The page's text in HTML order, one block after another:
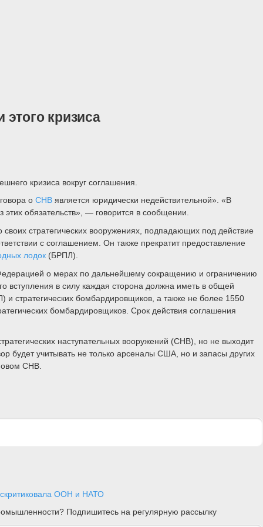
кризиса
кризиса вокруг соглашения.
о СНВ является юридически недействительной». «В
обязательств», — говорится в сообщении.
стратегических вооружениях, подпадающих под действие
с соглашением. Он также прекратит предоставление
лодок (БРПЛ).
о мерах по дальнейшему сокращению и ограничению
вступления в силу каждая сторона должна иметь в общей
стратегических бомбардировщиков, а также не более 1550
бомбардировщиков. Срок действия соглашения
наступательных вооружений (СНВ), но не выходит
будет учитывать не только арсеналы США, но и запасы других
СНВ.
ООН и НАТО
Подпишитесь на регулярную рассылку